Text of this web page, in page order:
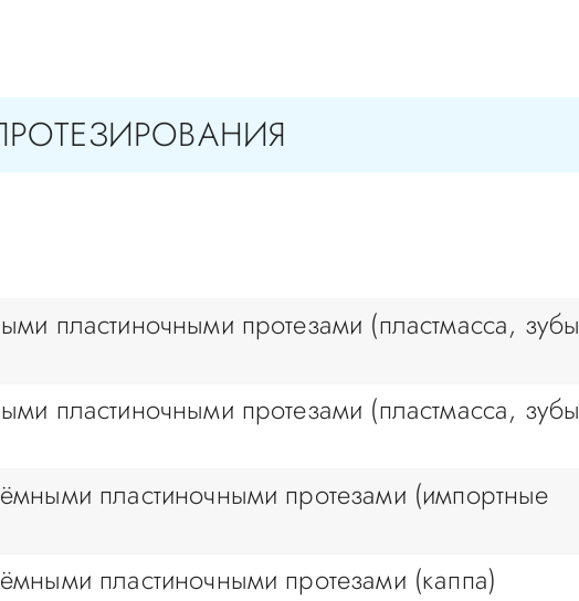
пластиночными протезами (пластмасса, зубы
пластиночными протезами (пластмасса, зубы
пластиночными протезами (импортные
пластиночными протезами (каппа)